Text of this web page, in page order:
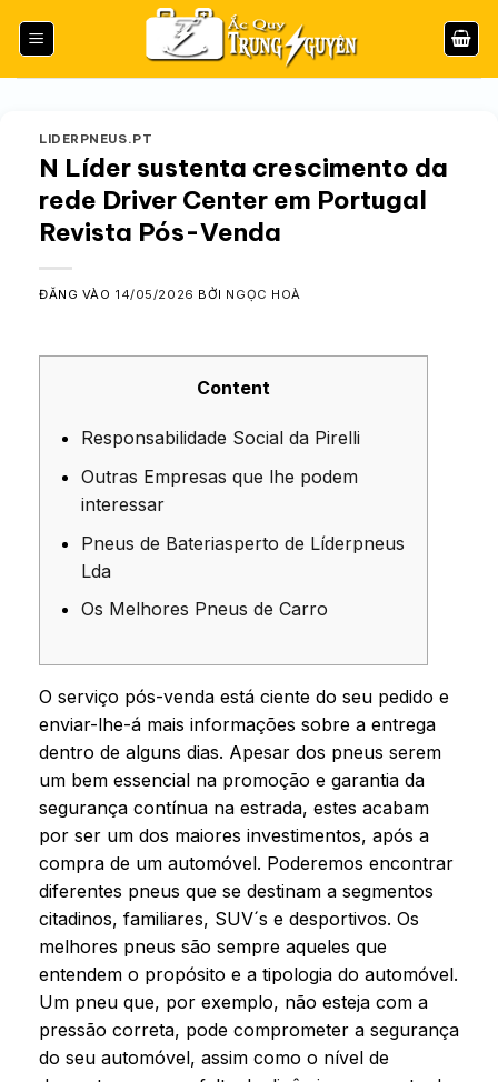
qua
LIDERPNEUS.PT
N Líder sustenta crescimento da
rede Driver Center em Portugal
Revista Pós-Venda
ĐĂNG VÀO 14/05/2026 BỞI NGỌC HOÀ
Content
Responsabilidade Social da Pirelli
Outras Empresas que lhe podem
interessar
Pneus de Bateriasperto de Líderpneus
Lda
Os Melhores Pneus de Carro
O serviço pós-venda está ciente do seu pedido e
enviar-lhe-á mais informações sobre a entrega
dentro de alguns dias. Apesar dos pneus serem
um bem essencial na promoção e garantia da
segurança contínua na estrada, estes acabam
por ser um dos maiores investimentos, após a
compra de um automóvel. Poderemos encontrar
diferentes pneus que se destinam a segmentos
citadinos, familiares, SUV´s e desportivos. Os
melhores pneus são sempre aqueles que
entendem o propósito e a tipologia do automóvel.
Um pneu que, por exemplo, não esteja com a
pressão correta, pode comprometer a segurança
do seu automóvel, assim como o nível de